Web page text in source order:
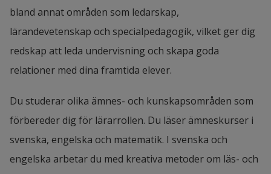
bland annat områden som ledarskap,
lärandevetenskap och specialpedagogik, vilket ger dig
redskap att leda undervisning och skapa goda
relationer med dina framtida elever.
Du studerar olika ämnes- och kunskapsområden som
förbereder dig för lärarrollen. Du läser ämneskurser i
svenska, engelska och matematik. I svenska och
engelska arbetar du med kreativa metoder om läs- och